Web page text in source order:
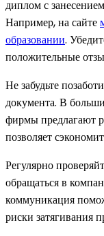
диплом с
Например, на сайте
образовании.
положительные
Не забудьте
документа. В
фирмы предлагают
позволяет
Регулярно
обращаться в
коммуникация
риски затягивания